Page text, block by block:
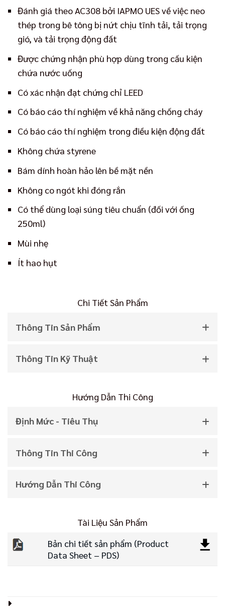
Đánh giá theo AC308 bởi IAPMO UES về việc neo
thép trong bê tông bị nứt chịu tĩnh tải, tải trọng
gió, và tải trọng động đất
Được chứng nhận phù hợp dùng trong cấu kiện
chứa nước uống
Có xác nhận đạt chứng chỉ LEED
Có báo cáo thí nghiệm về khả năng chống cháy
Có báo cáo thí nghiệm trong điều kiện động đất
Không chứa styrene
Bám dính hoàn hảo lên bề mặt nền
Không co ngót khi đóng rắn
Có thể dùng loại súng tiêu chuẩn (đối với ống
250ml)
Mùi nhẹ
Ít hao hụt
Chi Tiết Sản Phẩm
Thông Tin Sản Phẩm
Thông Tin Kỹ Thuật
Hướng Dẫn Thi Công
Định Mức - Tiêu Thụ
Thông Tin Thi Công
Hướng Dẫn Thi Công
Tài Liệu Sản Phẩm
Bản chi tiết sản phẩm (Product
Data Sheet – PDS)